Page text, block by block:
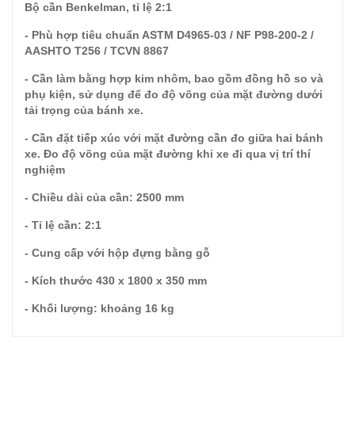
Bộ cần Benkelman, tỉ lệ 2:1
- Phù hợp tiêu chuẩn ASTM D4965-03 / NF P98-200-2 /
AASHTO T256 / TCVN 8867
- Cần làm bằng hợp kim nhôm, bao gồm đồng hồ so và
phụ kiện, sử dụng để đo độ võng của mặt đường dưới
tải trọng của bánh xe.
- Cần đặt tiếp xúc với mặt đường cần đo giữa hai bánh
xe. Đo độ võng của mặt đường khi xe đi qua vị trí thí
nghiệm
- Chiều dài của cần: 2500 mm
- Tỉ lệ cần: 2:1
- Cung cấp với hộp đựng bằng gỗ
- Kích thước 430 x 1800 x 350 mm
- Khối lượng: khoảng 16 kg